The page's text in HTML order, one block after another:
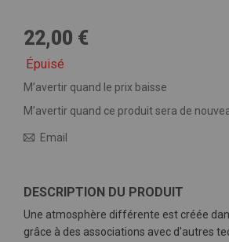
22,00 €
Épuisé
M’avertir quand le prix baisse
M’avertir quand ce produit sera de
Email
DESCRIPTION DU PRODUIT
Une atmosphère différente est créée
grâce à des associations avec d'autres